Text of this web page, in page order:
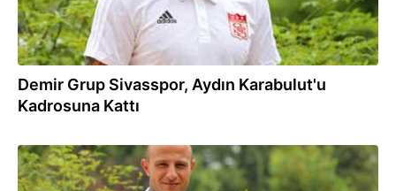
Demir Grup Sivasspor, Aydın Karabulut'u
Kadrosuna Kattı
25.07.2018